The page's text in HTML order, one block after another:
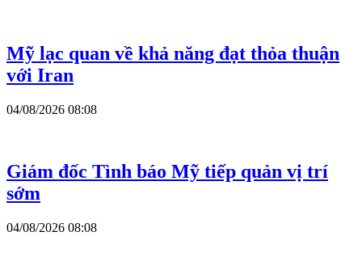
Mỹ lạc quan về khả năng đạt thỏa thuận
với Iran
04/08/2026 08:08
Giám đốc Tình báo Mỹ tiếp quản vị trí
sớm
04/08/2026 08:08